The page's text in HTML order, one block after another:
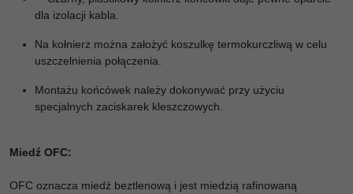
dla izolacji kabla.
Na kołnierz można założyć koszulkę termokurczliwą w celu
uszczelnienia połączenia.
Montażu końcówek należy dokonywać przy użyciu
specjalnych zaciskarek kleszczowych.
Miedź OFC:
OFC oznacza miedź beztlenową i jest miedzią rafinowaną